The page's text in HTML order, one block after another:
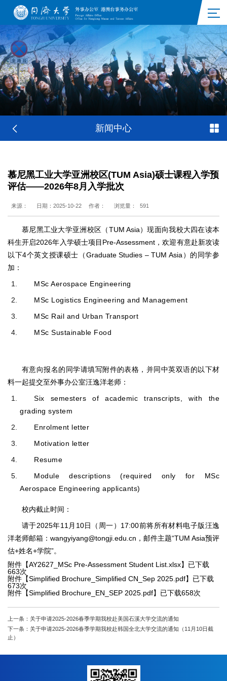
新闻中心
慕尼黑工业大学亚洲校区(TUM Asia)硕士课程入学预
评估——2026年8月入学批次
来源： 日期：2025-10-22 作者： 浏览量： 591
慕尼黑工业大学亚洲校区（TUM Asia）现面向我校大四在读本
科生开启2026年入学硕士项目Pre-Assessment，欢迎有意赴新攻读
以下4个英文授课硕士（Graduate Studies – TUM Asia ）的同学参
加：
MSc Aerospace Engineering
MSc Logistics Engineering and Management
MSc Rail and Urban Transport
MSc Sustainable Food
有意向报名的同学请填写附件的表格，并同中英双语的以下材
料一起提交至外事办公室汪逸洋老师：
Six semesters of academic transcripts, with the
grading system
Enrolment letter
Motivation letter
Resume
Module descriptions (required only for MSc
Aerospace Engineering applicants)
校内截止时间：
请于2025年11月10日（周一）17:00前将所有材料电子版汪逸
洋老师邮箱：wangyiyang@tongji.edu.cn，邮件主题“TUM Asia预评
估+姓名+学院”。
附件【AY2627_MSc Pre-Assessment Student List.xlsx】已下载
663次
附件【Simplified Brochure_Simplified CN_Sep 2025.pdf】已下载
673次
附件【Simplified Brochure_EN_SEP 2025.pdf】已下载658次
上一条：关于申请2025-2026春季学期我校赴美国石溪大学交流的通知
下一条：关于申请2025-2026春季学期我校赴韩国全北大学交流的通知（11月10日截
止）